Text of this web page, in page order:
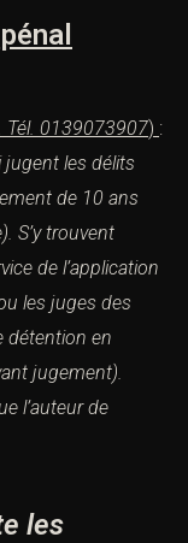
Tél. 0139073907) :
jugent les délits
de 10 ans
S’y trouvent
de l’application
les juges des
détention en
jugement).
l’auteur de
les